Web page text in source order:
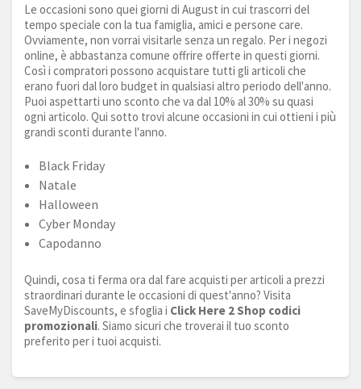
Le occasioni sono quei giorni di August in cui trascorri del
tempo speciale con la tua famiglia, amici e persone care.
Ovviamente, non vorrai visitarle senza un regalo. Per i negozi
online, è abbastanza comune offrire offerte in questi giorni.
Così i compratori possono acquistare tutti gli articoli che
erano fuori dal loro budget in qualsiasi altro periodo dell'anno.
Puoi aspettarti uno sconto che va dal 10% al 30% su quasi
ogni articolo. Qui sotto trovi alcune occasioni in cui ottieni i più
grandi sconti durante l'anno.
Black Friday
Natale
Halloween
Cyber Monday
Capodanno
Quindi, cosa ti ferma ora dal fare acquisti per articoli a prezzi
straordinari durante le occasioni di quest'anno? Visita
SaveMyDiscounts, e sfoglia i Click Here 2 Shop codici
promozionali. Siamo sicuri che troverai il tuo sconto
preferito per i tuoi acquisti.